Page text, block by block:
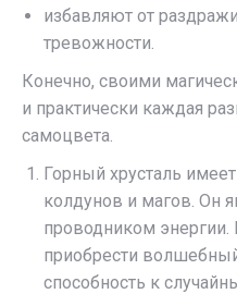
избавляют от
тревожности.
Конечно, своими
и практически каждая
самоцвета.
Горный хрусталь
колдунов и магов. Он
проводником
приобрести
способность к